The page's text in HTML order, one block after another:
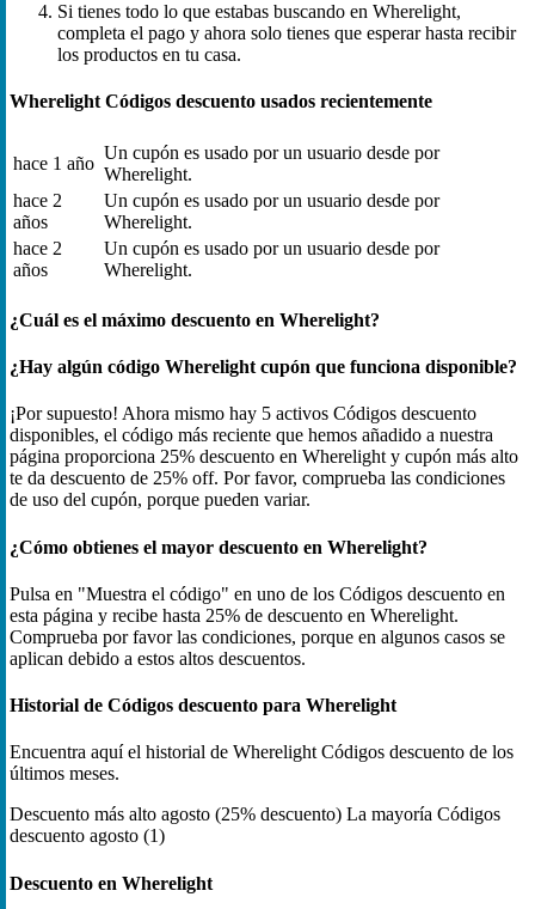
Si tienes todo lo que estabas buscando en Wherelight,
completa el pago y ahora solo tienes que esperar hasta recibir
los productos en tu casa.
Wherelight Códigos descuento usados recientemente
hace 1 año
Un cupón es usado por un usuario desde por
Wherelight.
hace 2
años
Un cupón es usado por un usuario desde por
Wherelight.
hace 2
años
Un cupón es usado por un usuario desde por
Wherelight.
¿Cuál es el máximo descuento en Wherelight?
¿Hay algún código Wherelight cupón que funciona disponible?
¡Por supuesto! Ahora mismo hay 5 activos Códigos descuento
disponibles, el código más reciente que hemos añadido a nuestra
página proporciona 25% descuento en Wherelight y cupón más alto
te da descuento de 25% off. Por favor, comprueba las condiciones
de uso del cupón, porque pueden variar.
¿Cómo obtienes el mayor descuento en Wherelight?
Pulsa en "Muestra el código" en uno de los Códigos descuento en
esta página y recibe hasta 25% de descuento en Wherelight.
Comprueba por favor las condiciones, porque en algunos casos se
aplican debido a estos altos descuentos.
Historial de Códigos descuento para Wherelight
Encuentra aquí el historial de Wherelight Códigos descuento de los
últimos meses.
Descuento más alto agosto (25% descuento) La mayoría Códigos
descuento agosto (1)
Descuento en Wherelight